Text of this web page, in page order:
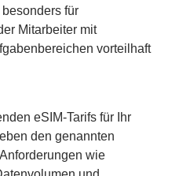
für
Mitarbeiter mit
vorteilhaft
eSIM-Tarifs für Ihr
den genannten
wie